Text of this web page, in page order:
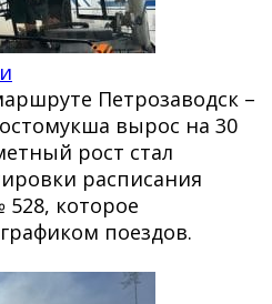
Петрозаводск –
вырос на 30
рост стал
расписания
которое
поездов.